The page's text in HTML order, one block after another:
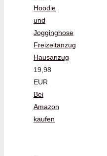
Hoodie
und
Jogginghose
Freizeitanzug
Hausanzug
19,98
EUR
Bei
Amazon
kaufen